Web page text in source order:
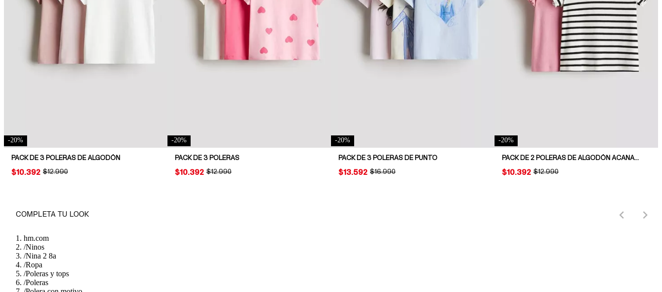
-20%
PACK DE 3 POLERAS DE ALGODÓN
ORIGINAL PRICE:
$12.990
PRICE:
$10.392
-20%
PACK DE 3 POLERAS
ORIGINAL PRICE:
$12.990
PRICE:
$10.392
-20%
PACK DE 3 POLERAS DE PUNTO
ORIGINAL PRICE:
$16.990
PRICE:
$13.592
-20%
PACK DE 2 POLERAS DE ALGODÓN ACANALADO
ORIGINAL PRICE:
$12.990
PRICE:
$10.392
COMPLETA TU LOOK
hm.com
/Ninos
/Nina 2 8a
/Ropa
/Poleras y tops
/Poleras